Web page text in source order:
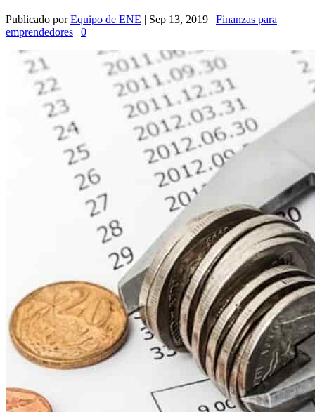
Publicado porEquipo de ENE | Sep 13, 2019 | Finanzas para
emprendedores | 0